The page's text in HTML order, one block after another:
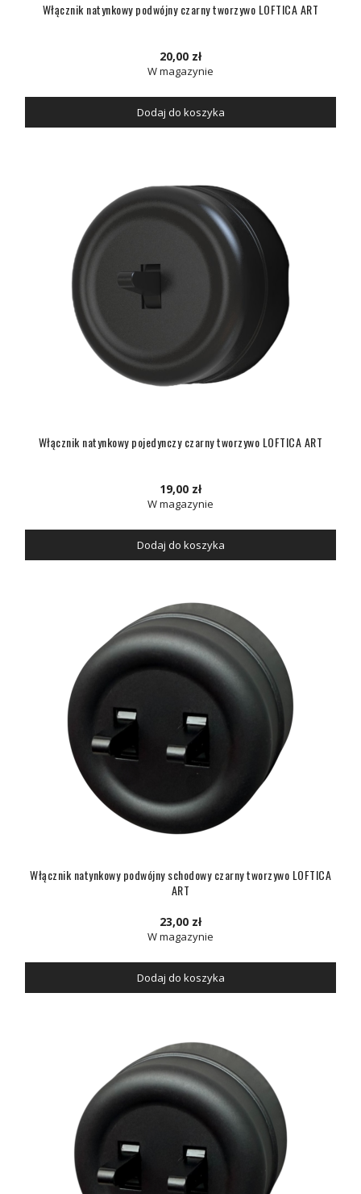
Włącznik natynkowy podwójny czarny tworzywo LOFTICA ART
20,00 zł
W magazynie
Dodaj do koszyka
Włącznik natynkowy pojedynczy czarny tworzywo LOFTICA ART
19,00 zł
W magazynie
Dodaj do koszyka
Włącznik natynkowy podwójny schodowy czarny tworzywo LOFTICA
ART
23,00 zł
W magazynie
Dodaj do koszyka